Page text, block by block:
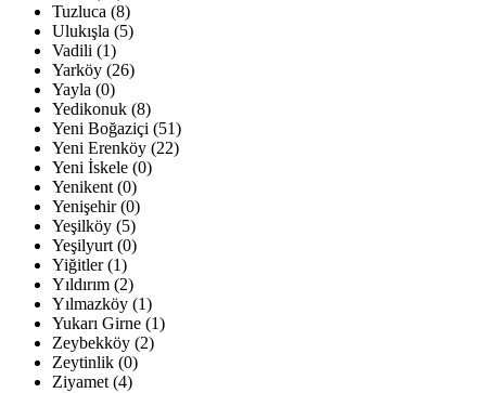
Tuzluca (8)
Ulukışla (5)
Vadili (1)
Yarköy (26)
Yayla (0)
Yedikonuk (8)
Yeni Boğaziçi (51)
Yeni Erenköy (22)
Yeni İskele (0)
Yenikent (0)
Yenişehir (0)
Yeşilköy (5)
Yeşilyurt (0)
Yiğitler (1)
Yıldırım (2)
Yılmazköy (1)
Yukarı Girne (1)
Zeybekköy (2)
Zeytinlik (0)
Ziyamet (4)